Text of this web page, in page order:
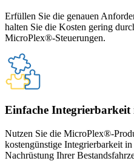
Erfüllen Sie die genauen
halten Sie die Kosten gering
MicroPlex®-Steuerungen.
Einfache Integrierbarkeit
Nutzen Sie die MicroPlex®-
kostengünstige Integrierbarkeit
Nachrüstung Ihrer